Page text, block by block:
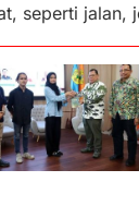
seperti jalan,